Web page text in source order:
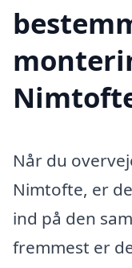
Når du
Nimtofte, er
ind på den
fremmest er